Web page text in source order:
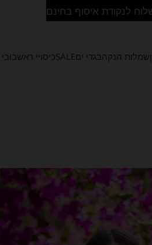
שמלות הנקהבגדי יםSALEכיסויי ראשבובי SWICHE